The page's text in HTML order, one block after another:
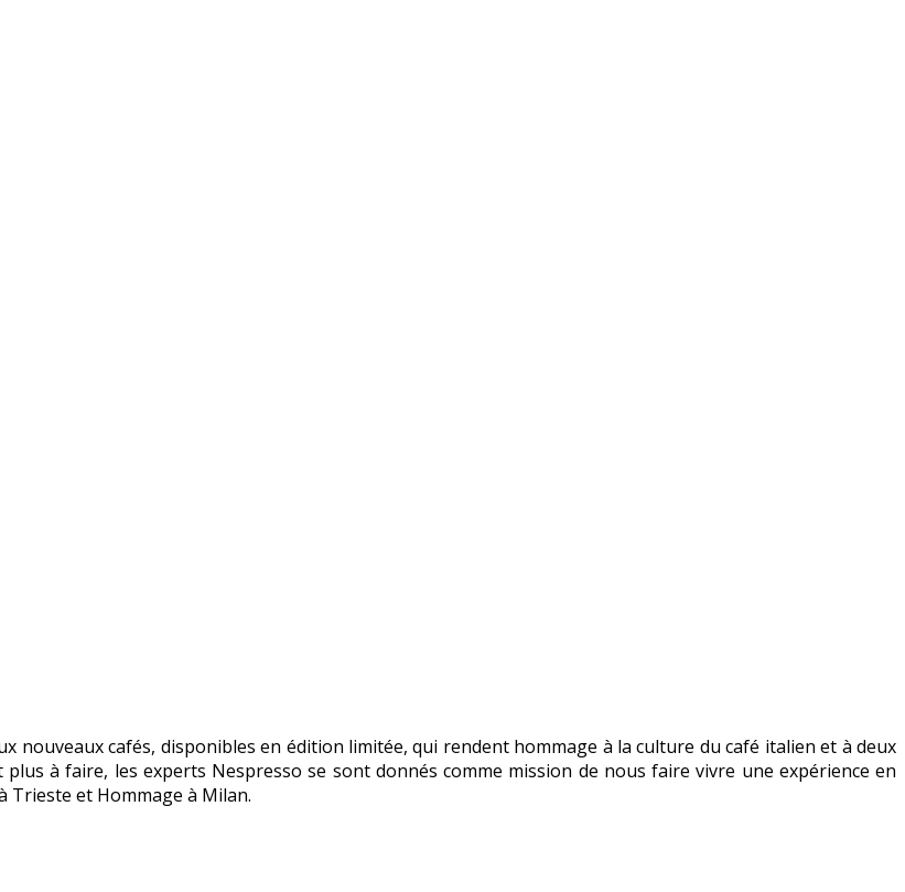
nouveaux cafés, disponibles en édition limitée, qui rendent hommage à la culture du café italien et à deux
à faire, les experts Nespresso se sont donnés comme mission de nous faire vivre une expérience en
Trieste et Hommage à Milan.